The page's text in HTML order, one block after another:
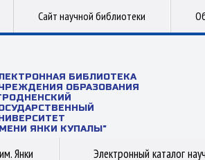
Сайт научной библиотеки
БИБЛИОТЕКА
ОБРАЗОВАНИЯ
ЯНКИ КУПАЛЫ"
Янки Электронный каталог